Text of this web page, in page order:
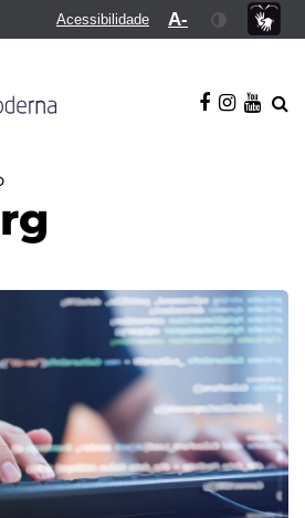
Acessibilidade A-